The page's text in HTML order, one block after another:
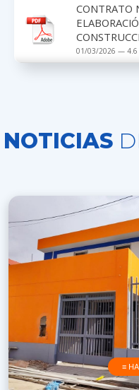
CONTRATO
01/03/2026 — 4.6
NOTICIAS
≡